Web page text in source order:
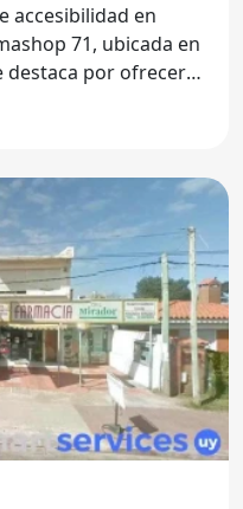
accesibilidad en
destaca por ofrecer